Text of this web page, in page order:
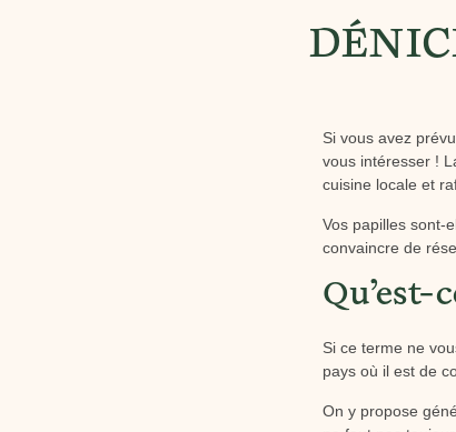
Si vous avez
vous intéresser !
cuisine locale et
Vos papilles sont-
convaincre de
Qu’est-
Si ce terme ne
pays où il est de
On y propose